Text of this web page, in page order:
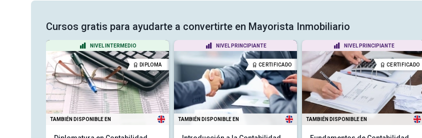
Cursos gratis para ayudarte a convertirte en Mayorista Inmobiliario
NIVEL INTERMEDIO
DIPLOMA
TAMBIÉN DISPONIBLE EN
NIVEL PRINCIPIANTE
CERTIFICADO
TAMBIÉN DISPONIBLE EN
NIVEL PRINCIPIANTE
CERTIFICADO
TAMBIÉN DISPONIBLE EN